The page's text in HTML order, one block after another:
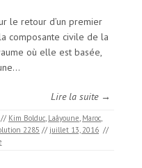
le retour d’un premier
composante civile de la
où elle est basée,
Lire la suite →
// Kim Bolduc, Laâyoune, Maroc,
2285 // juillet 13, 2016 //